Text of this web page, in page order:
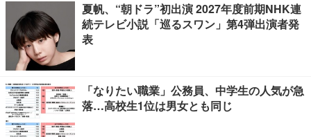
夏帆、“朝ドラ”初出演 2027年度前期NHK連
続テレビ小説「巡るスワン」第4弾出演者発
表
「なりたい職業」公務員、中学生の人気が急
落…高校生1位は男女とも同じ